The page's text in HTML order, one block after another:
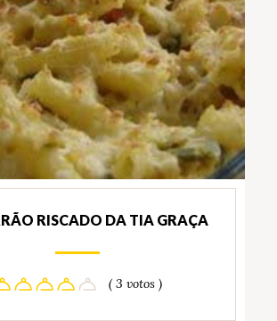
RISCADO DA TIA GRAÇA
( 3 votos )